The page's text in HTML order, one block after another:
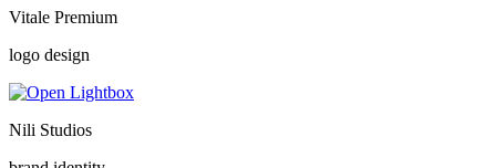
Vitale Premium
logo design
Nili Studios